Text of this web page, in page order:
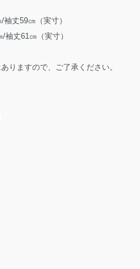
丈59㎝（実寸）
丈61㎝（実寸）
りますので、ご了承ください。